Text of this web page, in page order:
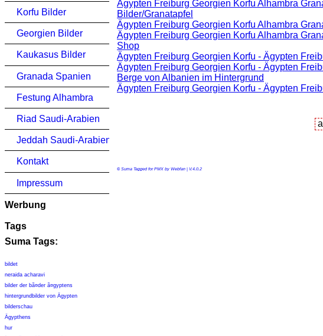
Korfu Bilder
Georgien Bilder
Kaukasus Bilder
Granada Spanien
Festung Alhambra
Riad Saudi-Arabien
Jeddah Saudi-Arabien
Kontakt
Impressum
Werbung
Tags
Suma Tags:
bildet
neraida acharavi
bilder der bã¤der ã¤gyptens
hintergrundbilder von Ägypten
bilderschau
Ägypthens
hur
Ägypten Freiburg Georgien Korfu Alhambra
Bilder/Granatapfel
Ägypten Freiburg Georgien Korfu Alhambra
Ägypten Freiburg Georgien Korfu Alhambra
Shop
Ägypten Freiburg Georgien Korfu - Ägypten
Ägypten Freiburg Georgien Korfu - Ägypten
Berge von Albanien im Hintergrund
Ägypten Freiburg Georgien Korfu - Ägypten
© Suma Tagged for PMX by Webfan | V.4.0.2